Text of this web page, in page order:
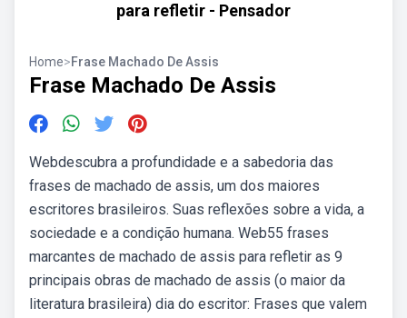
para refletir - Pensador
Home>Frase Machado De Assis
Frase Machado De Assis
Webdescubra a profundidade e a sabedoria das
frases de machado de assis, um dos maiores
escritores brasileiros. Suas reflexões sobre a vida, a
sociedade e a condição humana. Web55 frases
marcantes de machado de assis para refletir as 9
principais obras de machado de assis (o maior da
literatura brasileira) dia do escritor: Frases que valem